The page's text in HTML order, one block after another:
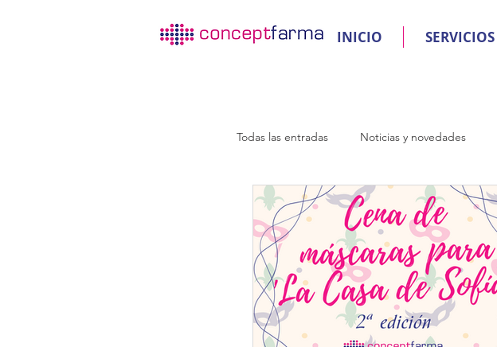
INICIO SERVICIOS
Todas las entradas Noticias y novedades